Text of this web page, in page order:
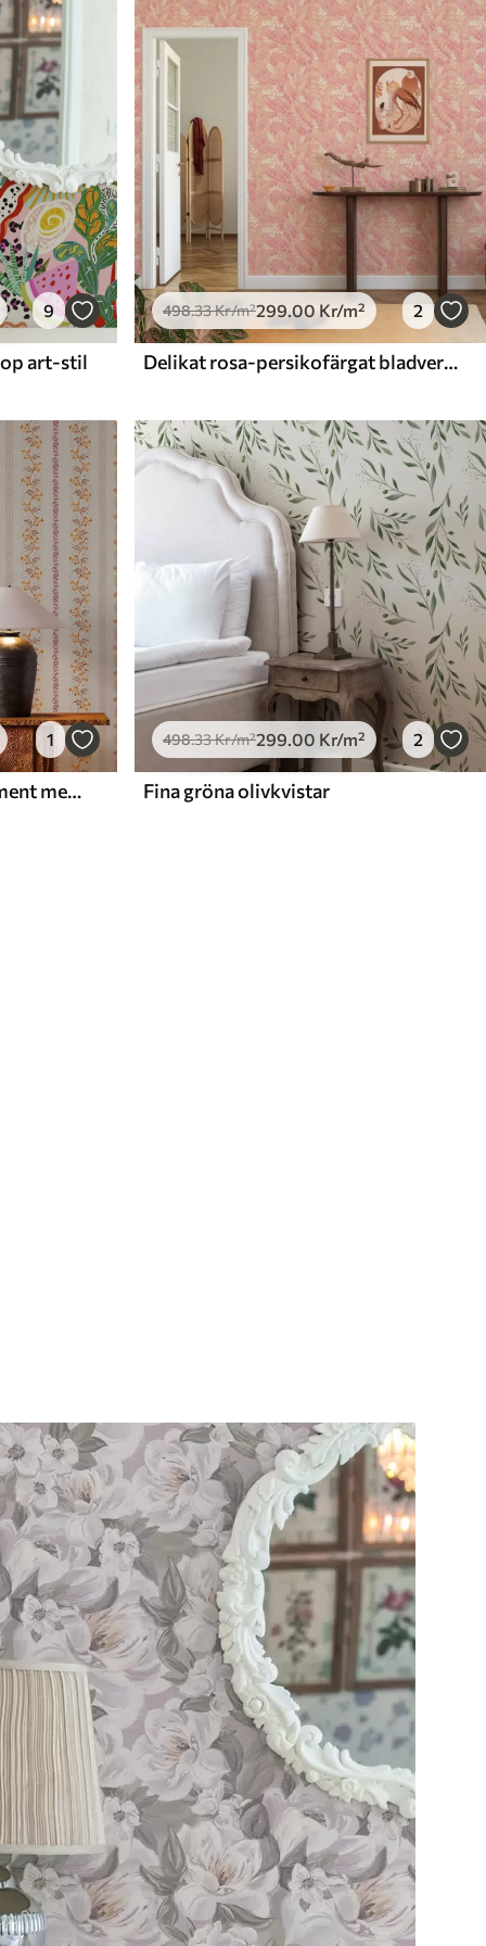
9
art-stil
498.33Kr/m²299.00 Kr/m² 2
Delikat rosa-persikofärgat bladverk med en mjuk färgskimmer
1
Delikat geometriskt ornament med blommor och växter
498.33Kr/m²299.00 Kr/m² 2
Fina gröna olivkvistar